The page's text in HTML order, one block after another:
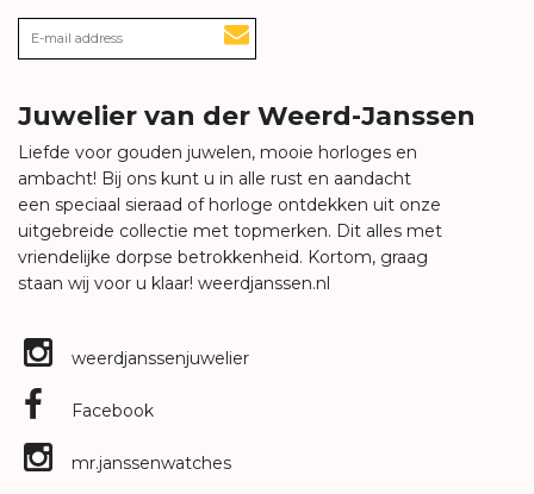
Juwelier van der Weerd-Janssen
Liefde voor gouden juwelen, mooie horloges en
ambacht! Bij ons kunt u in alle rust en aandacht
een speciaal sieraad of horloge ontdekken uit onze
uitgebreide collectie met topmerken. Dit alles met
vriendelijke dorpse betrokkenheid. Kortom, graag
staan wij voor u klaar! weerdjanssen.nl
weerdjanssenjuwelier
Facebook
mr.janssenwatches